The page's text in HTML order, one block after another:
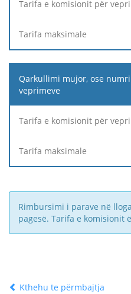
Rimbursimi i parave në
pagesë. Tarifa e komisionit
Kthehu te përmbajtja